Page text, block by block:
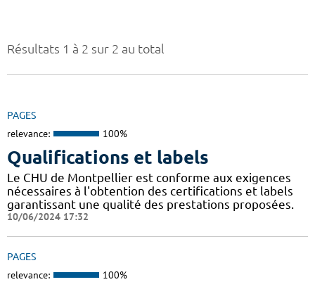
Résultats 1 à 2 sur 2 au total
PAGES
relevance: 100%
Qualifications et labels
Le CHU de Montpellier est conforme aux exigences
nécessaires à l'obtention des certifications et labels
garantissant une qualité des prestations proposées.
10/06/2024 17:32
PAGES
relevance: 100%